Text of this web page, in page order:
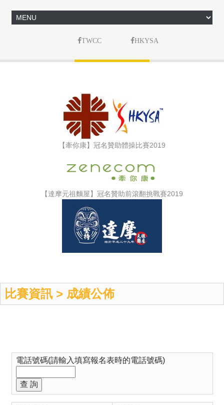
TWCC HKYSA
【牽你康】冠名贊助體操比賽2019
【達摩元祖麵屋】冠名贊助前滾翻挑戰賽2019
比賽資訊 > 成績公佈
電話號碼(請輸入填寫報名表時的電話號碼)